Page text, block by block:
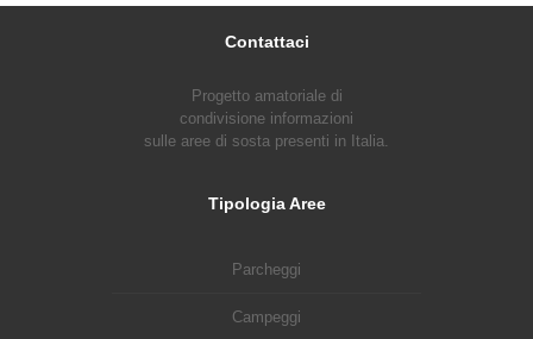
Contattaci
Progetto amatoriale di
condivisione informazioni
sulle aree di sosta presenti in Italia.
Tipologia Aree
Parcheggi
Campeggi